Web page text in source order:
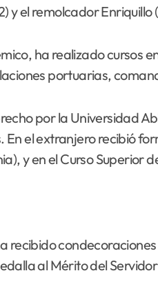
y el remolcador Enriquillo
ha realizado cursos
portuarias,
por la Universidad
el extranjero recibió
y en el Curso Superior
recibido
al Mérito del